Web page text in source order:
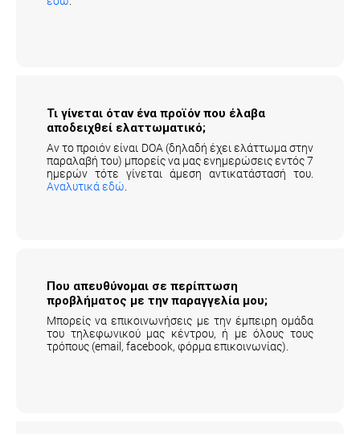
Τι γίνεται όταν ένα προϊόν που έλαβα
αποδειχθεί ελαττωματικό;
Αν το προιόν είναι DOA (δηλαδή έχει ελάττωμα στην
παραλαβή του) μπορείς να μας ενημερώσεις εντός 7
ημερών τότε γίνεται άμεση αντικατάστασή του.
Αναλυτικά εδώ
Που απευθύνομαι σε περίπτωση
προβλήματος με την παραγγελία μου;
Μπορείς να επικοινωνήσεις με την έμπειρη ομάδα
του τηλεφωνικού μας κέντρου, ή με όλους τους
τρόπους (email, facebook, φόρμα επικοινωνίας).